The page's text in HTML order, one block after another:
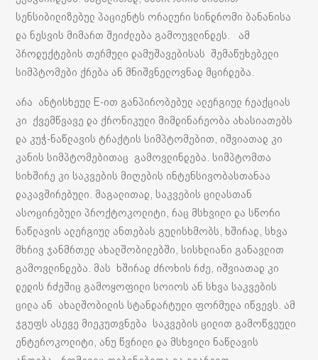
სენსიბილიზებულ პაციენტს ორალური სინდრომი ბანანისა
და ნესვის მიმართ შეიძლება გამოუვლინდეს. ამ
პროდუქტების თერმული დამუშავებისას შემაწუხებელი
სიმპტომები ქრება ან მნიშვნელოვნად მცირდება.
არა ანტისხეულ E-ით განპირობებულ ალერგიულ რეაქციას
კი ქვემწვავე და ქრონიკული მიმდინარეობა ახასიათებს
და კუჭ-ნაწლავის ტრაქტის სიმპტომებით, იშვიათად კი
კანის სიმპტომებითაც გამოვლინდება. სიმპტომთა
სიხშირე კი საკვების მიღების ინტენსივობასთანაა
დაკავშირებული. მაგალითად, საკვების ცილასთან
ასოცირებული პროქტოკოლიტი, რაც მსხვილი და სწორი
ნაწლავის ალერგიულ ანთებას გულისხმობს, ხშირად, სხვა
მხრივ ჯანმრთელ ახალშობილებში, სისხლიანი განავლით
გამოვლინდება. მას ხშირად ძროხის რძე, იშვიათად კი
დედის რძეშიც გამოყოფილი სოიოს ან სხვა საკვების
ცილა ან ახალშობილის სტანდარტული ფორმულა იწვევს. ამ
ჯგუფს ასევე მიეკუთვნება საკვების ცილით გამოწვეული
ენტეროკოლიტი, ანუ წვრილი და მსხვილი ნაწლავის